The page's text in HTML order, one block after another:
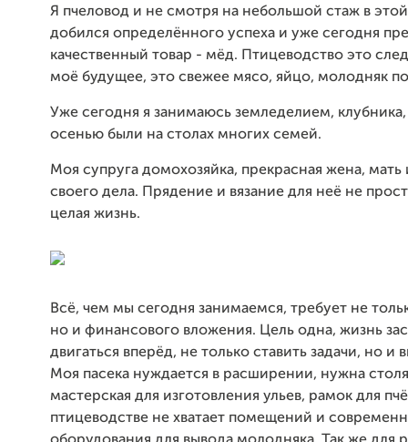
Я пчеловод и не смотря на небольшой стаж в
добился определённого успеха и уже сегодня
качественный товар - мёд. Птицеводство это
моё будущее, это свежее мясо, яйцо, молодняк
Уже сегодня я занимаюсь земледелием,
осенью были на столах многих семей.
Моя супруга домохозяйка, прекрасная жена, мать
своего дела. Прядение и вязание для неё не
целая жизнь.
Всё, чем мы сегодня занимаемся, требует не
но и финансового вложения. Цель одна, жизнь
двигаться вперёд, не только ставить задачи, но и
Моя пасека нуждается в расширении, нужна
мастерская для изготовления ульев, рамок для
птицеводстве не хватает помещений и